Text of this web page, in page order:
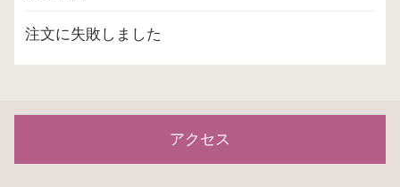
注文に失敗しました
アクセス